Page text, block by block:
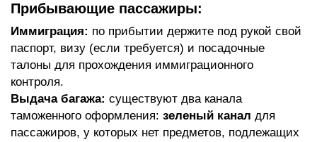
Прибывающие пассажиры:
Иммиграция: по прибытии держите под рукой свой
паспорт, визу (если требуется) и посадочные
талоны для прохождения иммиграционного
контроля.
Выдача багажа: существуют два канала
таможенного оформления: зеленый канал для
пассажиров, у которых нет предметов, подлежащих